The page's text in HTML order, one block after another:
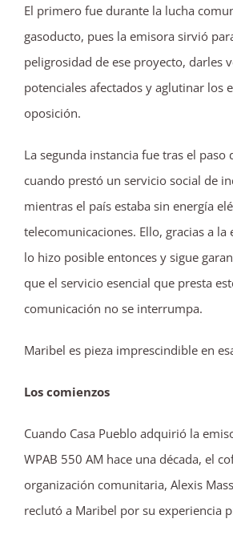
El primero fue durante la lucha
gasoducto, pues la emisora sirvió
peligrosidad de ese proyecto, darles
potenciales afectados y aglutinar los
oposición.
La segunda instancia fue tras el paso
cuando prestó un servicio social de
mientras el país estaba sin energía
telecomunicaciones. Ello, gracias a la
lo hizo posible entonces y sigue
que el servicio esencial que presta
comunicación no se interrumpa.
Maribel es pieza imprescindible en
Los comienzos
Cuando Casa Pueblo adquirió la
WPAB 550 AM hace una década, el
organización comunitaria, Alexis
reclutó a Maribel por su experiencia